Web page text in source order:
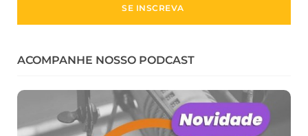
ACOMPANHE NOSSO PODCAST